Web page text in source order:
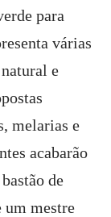
para
várias
e
melarias e
acabarão
de
um mestre